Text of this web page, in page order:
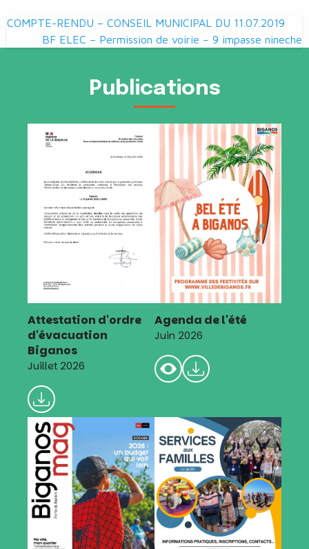
Navigation
de
COMPTE-RENDU – CONSEIL MUNICIPAL DU 11.07.2019
BF ELEC – Permission de voirie – 9 impasse nineche
Publications
Attestation d'ordre
d'évacuation
Biganos
Juillet 2026
Agenda de l'été
Juin 2026